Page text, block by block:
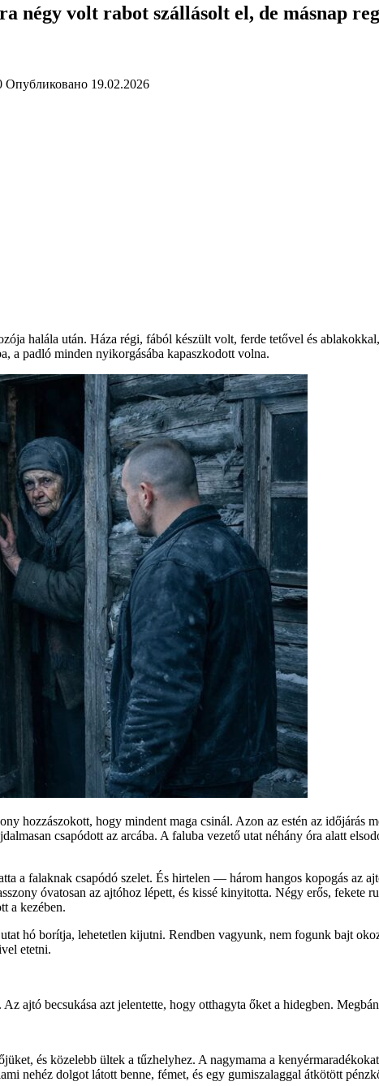
négy volt rabot szállásolt el, de másnap
Опубликовано 19.02.2026
halála után. Háza régi, fából készült volt, ferde tetővel és
a padló minden nyikorgásába kapaszkodott volna.
hozzászokott, hogy mindent maga csinál. Azon az estén az időjárás
csapódott az arcába. A faluba vezető utat néhány óra alatt
a falaknak csapódó szelet. És hirtelen — három hangos kopogás az
óvatosan az ajtóhoz lépett, és kissé kinyitotta. Négy erős,
a kezében.
hó borítja, lehetetlen kijutni. Rendben vagyunk, nem fogunk bajt
etetni.
ajtó becsukása azt jelentette, hogy otthagyta őket a hidegben.
és közelebb ültek a tűzhelyhez. A nagymama a
nehéz dolgot látott benne, fémet, és egy gumiszalaggal átkötött